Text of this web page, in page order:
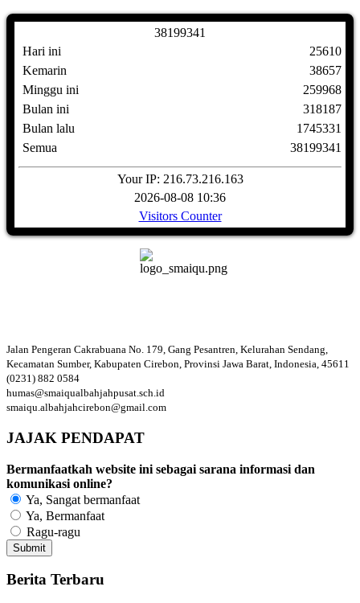
38199341
Hari ini
Kemarin
Minggu ini
Bulan ini
Bulan lalu
Semua
25610
38657
259968
318187
1745331
38199341
Your IP: 216.73.216.163
2026-08-08 10:36
Visitors Counter
Jalan Pengeran Cakrabuana No. 179, Gang Pesantren, Kelurahan Sendang,
Kecamatan Sumber, Kabupaten Cirebon, Provinsi Jawa Barat, Indonesia, 45611
(0231) 882 0584
humas@smaiqualbahjahpusat.sch.id
smaiqu.albahjahcirebon@gmail.com
JAJAK PENDAPAT
Bermanfaatkah website ini sebagai sarana informasi dan
komunikasi online?
Ya, Sangat bermanfaat
Ya, Bermanfaat
Ragu-ragu
Berita Terbaru